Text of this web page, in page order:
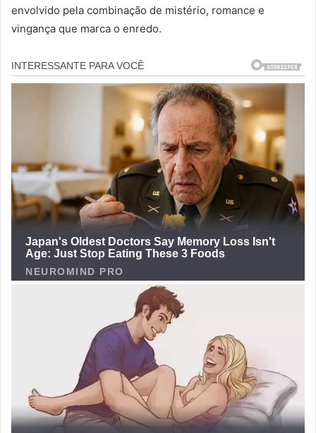
envolvido pela combinação de mistério, romance e
vingança que marca o enredo.